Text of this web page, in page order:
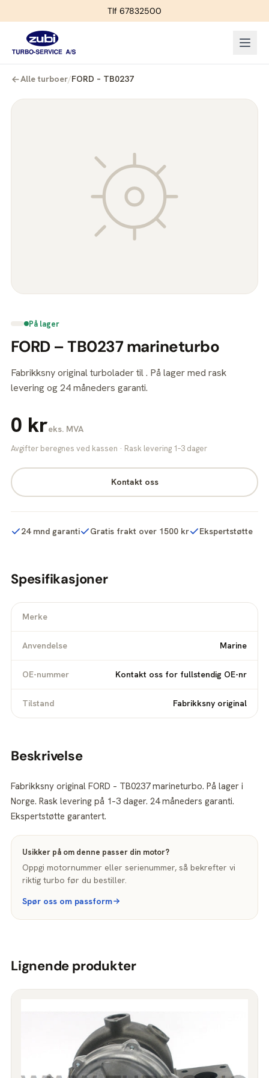
Tlf 67832500
Alle turboer/FORD – TB0237
På lager
FORD – TB0237 marineturbo
Fabrikksny original turbolader til . På lager med rask
levering og 24 måneders garanti.
0 kreks. MVA
Avgifter beregnes ved kassen · Rask levering 1–3 dager
Kontakt oss
24 mnd garanti Gratis frakt over 1500 kr Ekspertstøtte
Spesifikasjoner
Merke
Anvendelse Marine
OE-nummer Kontakt oss for fullstendig OE-nr
Tilstand Fabrikksny original
Beskrivelse
Fabrikksny original FORD – TB0237 marineturbo. På lager i
Norge. Rask levering på 1–3 dager. 24 måneders garanti.
Ekspertstøtte garantert.
Usikker på om denne passer din motor?
Oppgi motornummer eller serienummer, så bekrefter vi
riktig turbo før du bestiller.
Spør oss om passform
Lignende produkter